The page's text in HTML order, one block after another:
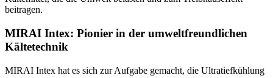
beitragen.
MIRAI Intex: Pionier in der umweltfreundlichen
Kältetechnik
MIRAI Intex hat es sich zur Aufgabe gemacht, die Ultratiefkühlung